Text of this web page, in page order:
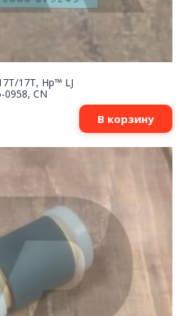
17T, Hp™ LJ
0958, CN
В корзину